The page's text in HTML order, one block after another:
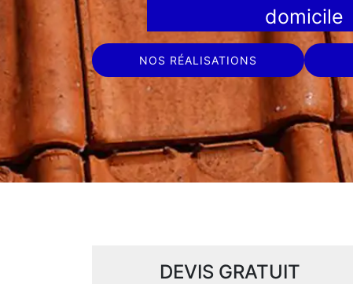
domicile
NOS RÉALISATIONS
DEVIS GRATUIT